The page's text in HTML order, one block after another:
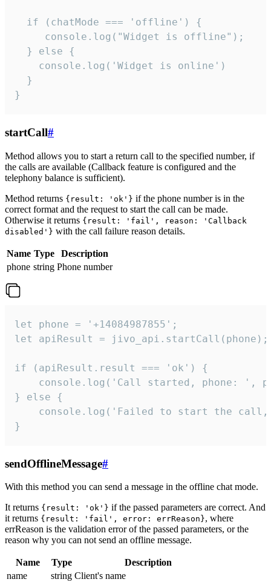
  if (chatMode === 'offline') {
     console.log("Widget is offline");
  } else {
    console.log('Widget is online')
  }
}
startCall#
Method allows you to start a return call to the specified number, if
the calls are available (Callback feature is configured and the
telephony balance is sufficient).
Method returns {result: 'ok'} if the phone number is in the
correct format and the request to start the call can be made.
Otherwise it returns {result: 'fail', reason: 'Callback
disabled'} with the call failure reason details.
Name Type
Description
phone string Phone number
let phone = '+14084987855';
let apiResult = jivo_api.startCall(phone);
if (apiResult.result === 'ok') {
console.log('Call started, phone: ',
} else {
console.log('Failed to start the
}
sendOfflineMessage#
With this method you can send a message in the offline chat mode.
It returns {result: 'ok'} if the passed parameters are correct. And
it returns {result: 'fail', error: errReason}, where
errReason is the validation error of the passed parameters, or the
reason why you can not send an offline message.
Name Type
Description
name
string Client's name